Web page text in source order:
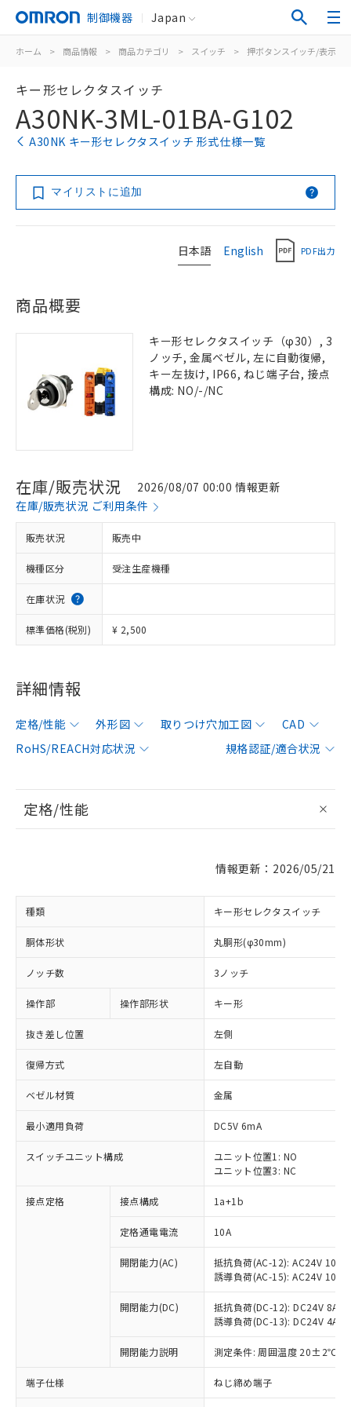
制御機器 Japan
ホーム > 商品情報 > 商品カテゴリ > スイッチ > 押ボタンスイッチ/表示灯
キー形セレクタスイッチ
A30NK-3ML-01BA-G102
A30NK キー形セレクタスイッチ 形式仕様一覧
マイリストに追加
日本語 English PDF出力
商品概要
キー形セレクタスイッチ（φ30）, 3
ノッチ, 金属ベゼル, 左に自動復帰,
キー左抜け, IP66, ねじ端子台, 接点
構成: NO/-/NC
在庫/販売状況
2026/08/07 00:00 情報更新
在庫/販売状況 ご利用条件
販売状況 販売中
機種区分 受注生産機種
在庫状況
標準価格(税別) ¥ 2,500
詳細情報
定格/性能 外形図 取りつけ穴加工図
CAD
RoHS/REACH対応状況
規格認証/適合状況
定格/性能
情報更新：2026/05/21
種類 キー形セレクタスイッチ
胴体形状 丸胴形(φ30mm)
ノッチ数 3ノッチ
操作部 操作部形状 キー形
抜き差し位置 左側
復帰方式 左自動
ベゼル材質 金属
最小適用負荷 DC5V 6mA
スイッチユニット構成
ユニット位置1: NO
ユニット位置3: NC
接点定格 接点構成 1a+1b
定格通電電流 10A
開閉能力(AC)
抵抗負荷(AC-12): AC24V 10A/
誘導負荷(AC-15): AC24V
開閉能力(DC)
抵抗負荷(DC-12): DC24V 8A/
誘導負荷(DC-13): DC24V 4A/
開閉能力説明 測定条件: 周囲温度 20±2℃、
端子仕様 ねじ締め端子
対応済み：EU RoHS指令（10物質）の
非含有に対応した製品が提供可能な商品で